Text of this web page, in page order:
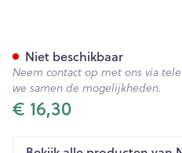
€ 16,30
Niet beschikbaar
Neem contact op met ons via
we samen de mogelijkheden.